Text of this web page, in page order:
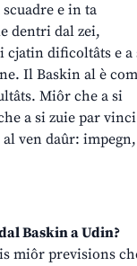
e in ta
dentri dal zei,
cjatin dificoltâts e a
Il Baskin al è
Miôr che a si
a si zuie par vinci
ven daûr: impegn,
Baskin a Udin?
miôr previsions